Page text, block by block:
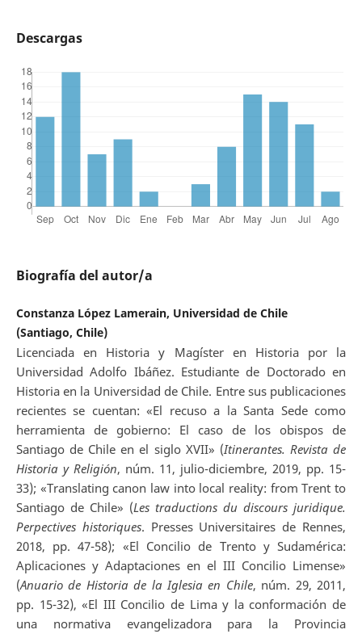
Descargas
Biografía del autor/a
Constanza López Lamerain, Universidad de Chile
(Santiago, Chile)
Licenciada en Historia y Magíster en Historia por la
Universidad Adolfo Ibáñez. Estudiante de Doctorado en
Historia en la Universidad de Chile. Entre sus publicaciones
recientes se cuentan: «El recuso a la Santa Sede como
herramienta de gobierno: El caso de los obispos de
Santiago de Chile en el siglo XVII» (Itinerantes. Revista de
Historia y Religión, núm. 11, julio-diciembre, 2019, pp. 15-
33); «Translating canon law into local reality: from Trent to
Santiago de Chile» (Les traductions du discours juridique.
Perpectives historiques. Presses Universitaires de Rennes,
2018, pp. 47-58); «El Concilio de Trento y Sudamérica:
Aplicaciones y Adaptaciones en el III Concilio Limense»
(Anuario de Historia de la Iglesia en Chile, núm. 29, 2011,
pp. 15-32), «El III Concilio de Lima y la conformación de
una normativa evangelizadora para la Provincia